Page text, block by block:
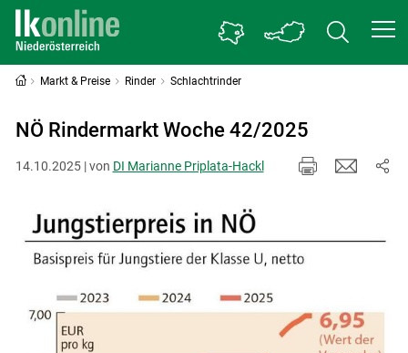
Markt & Preise Rinder Schlachtrinder
NÖ Rindermarkt Woche 42/2025
14.10.2025 | von DI Marianne Priplata-Hackl